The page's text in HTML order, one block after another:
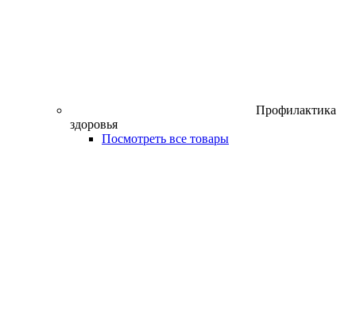
Профилактика
здоровья
Посмотреть все товары